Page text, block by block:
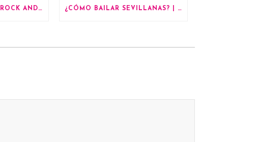
LOS ORÍGENES DEL ROCK AND ROLL ¿CÓMO BAILAR SEVILLANAS? | 4 PASOS SENCILLOS PARA PRINCIPIANTES